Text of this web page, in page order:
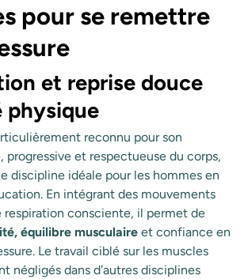
pour se remettre
et reprise douce
physique
reconnu pour son
progressive et respectueuse du corps,
discipline idéale pour les hommes en
En intégrant des mouvements
consciente, il permet de
équilibre musculaire et confiance en
Le travail ciblé sur les muscles
négligés dans d'autres disciplines